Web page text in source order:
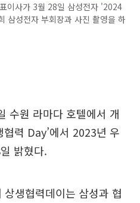
이사가 3월 28일 삼성전자 '2024
삼성전자 부회장과 사진 촬영을 하
수원 라마다 호텔에서 개
력 Day’에서 2023년 우
밝혔다.
상생협력데이는 삼성과 협